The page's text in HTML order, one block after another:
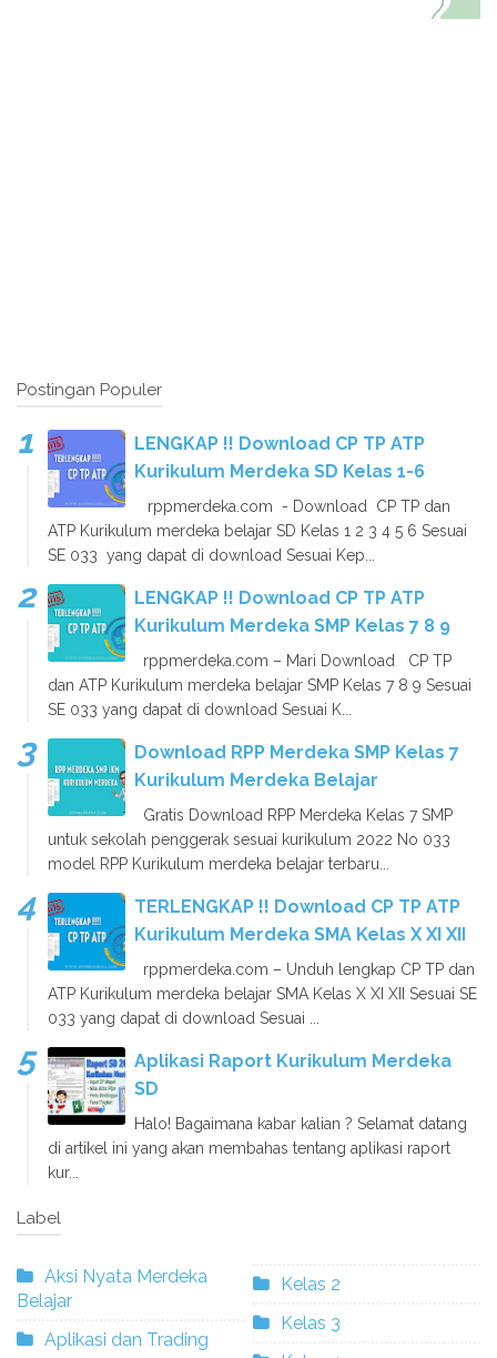
Postingan Populer
LENGKAP !! Download CP TP ATP
Kurikulum Merdeka SD Kelas 1-6
rppmerdeka.com - Download CP TP dan
ATP Kurikulum merdeka belajar SD Kelas 1 2 3 4 5 6 Sesuai
SE 033 yang dapat di download Sesuai Kep...
LENGKAP !! Download CP TP ATP
Kurikulum Merdeka SMP Kelas 7 8 9
rppmerdeka.com – Mari Download CP TP
dan ATP Kurikulum merdeka belajar SMP Kelas 7 8 9 Sesuai
SE 033 yang dapat di download Sesuai K...
Download RPP Merdeka SMP Kelas 7
Kurikulum Merdeka Belajar
Gratis Download RPP Merdeka Kelas 7 SMP
untuk sekolah penggerak sesuai kurikulum 2022 No 033
model RPP Kurikulum merdeka belajar terbaru...
TERLENGKAP !! Download CP TP ATP
Kurikulum Merdeka SMA Kelas X XI XII
rppmerdeka.com – Unduh lengkap CP TP dan
ATP Kurikulum merdeka belajar SMA Kelas X XI XII Sesuai SE
033 yang dapat di download Sesuai ...
Aplikasi Raport Kurikulum Merdeka
SD
Halo! Bagaimana kabar kalian ? Selamat datang
di artikel ini yang akan membahas tentang aplikasi raport
kur...
Label
Aksi Nyata Merdeka
Belajar
Aplikasi dan Trading
Kelas 2
Kelas 3